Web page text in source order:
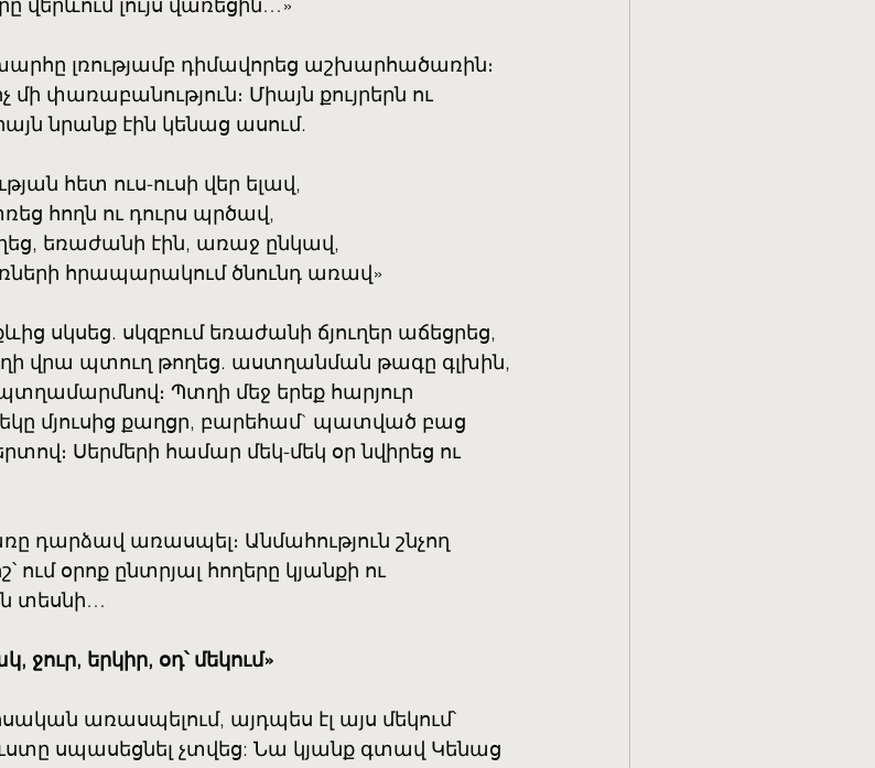
լռությամբ դիմավորեց աշխարհածառին։
մի փառաբանություն։ Միայն քույրերն ու
նրանք էին կենաց ասում.
հետ ուս-ուսի վեր ելավ,
հողն ու դուրս պրծավ,
եռաժանի էին, առաջ ընկավ,
հրապարակում ծնունդ առավ»
սկսեց. սկզբում եռաժանի ճյուղեր աճեցրեց,
վրա պտուղ թողեց. աստղանման թագը գլխին,
Պտղի մեջ երեք հարյուր
մյուսից քաղցր, բարեհամ` պատված բաց
Սերմերի համար մեկ-մեկ օր նվիրեց ու
դարձավ առասպել։ Անմահություն շնչող
օրոք ընտրյալ հողերը կյանքի ու
տեսնի…
ջուր, երկիր, օդ՝ մեկում»
առասպելում, այդպես էլ այս մեկում՝
սպասեցնել չտվեց: Նա կյանք գտավ Կենաց